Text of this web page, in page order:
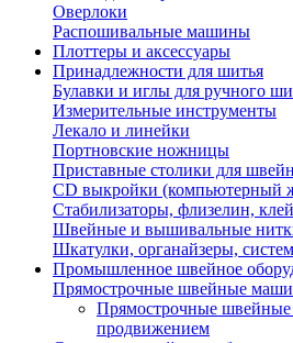
Оверлоки
Распошивальные машины
Плоттеры и аксессуары
Принадлежности для шитья
Булавки и иглы для ручного
Измерительные инструменты
Лекало и линейки
Портновские ножницы
Приставные столики для
СD выкройки (компьютерный
Стабилизаторы, флизелин, клей
Швейные и вышивальные
Шкатулки, органайзеры,
Промышленное швейное
Прямострочные швейные
Прямострочные
продвижением